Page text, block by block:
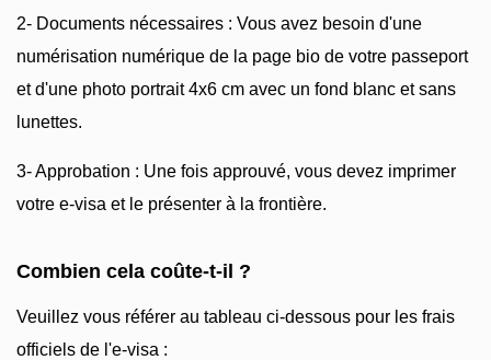
2- Documents nécessaires : Vous avez besoin d'une
numérisation numérique de la page bio de votre passeport
et d'une photo portrait 4x6 cm avec un fond blanc et sans
lunettes.
3- Approbation : Une fois approuvé, vous devez imprimer
votre e-visa et le présenter à la frontière.
Combien cela coûte-t-il ?
Veuillez vous référer au tableau ci-dessous pour les frais
officiels de l'e-visa :